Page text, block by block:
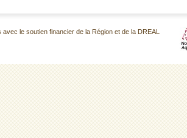
avec le soutien financier de la Région et de la DREAL